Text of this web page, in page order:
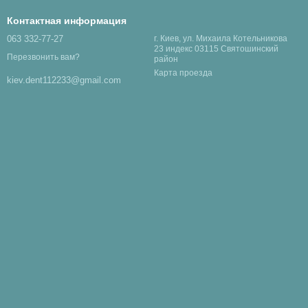
Контактная информация
063 332-77-27
Перезвонить вам?
kiev.dent112233@gmail.com
г. Киев, ул. Михаила Котельникова
23 индекс 03115 Святошинский
район
Карта проезда